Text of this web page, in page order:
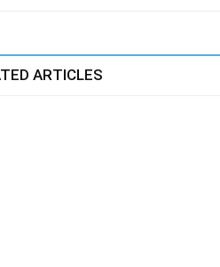
ARTICLES